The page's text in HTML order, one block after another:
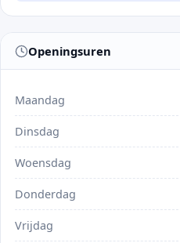
Openingsuren
Maandag
Dinsdag
Woensdag
Donderdag
Vrijdag